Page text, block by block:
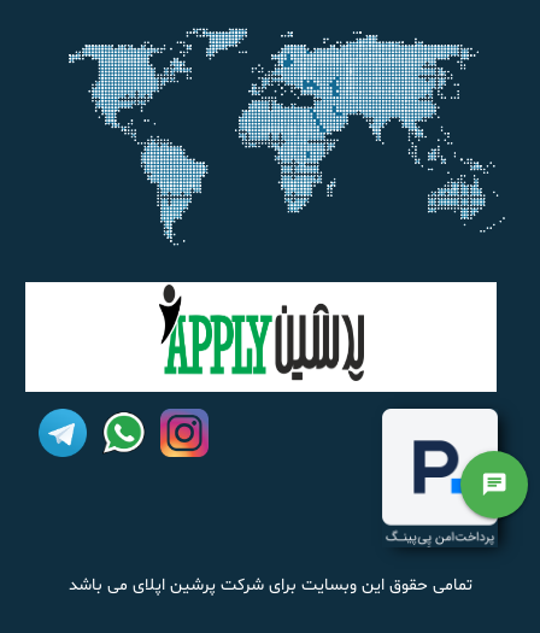
تمامی حقوق این وبسایت برای شرکت پرشین اپلای می باشد
chat